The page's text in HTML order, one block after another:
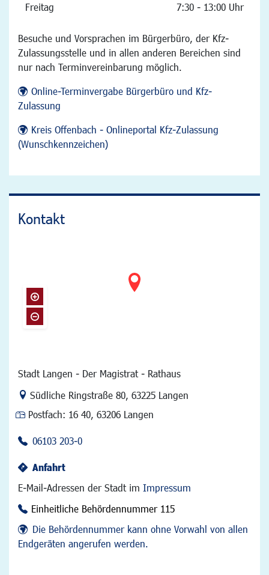
Freitag 7:30 - 13:00 Uhr
Besuche und Vorsprachen im Bürgerbüro, der Kfz-
Zulassungsstelle und in allen anderen Bereichen sind
nur nach Terminvereinbarung möglich.
Online-Terminvergabe Bürgerbüro und Kfz-
Zulassung
Kreis Offenbach - Onlineportal Kfz-Zulassung
(Wunschkennzeichen)
Kontakt
Stadt Langen - Der Magistrat - Rathaus
Link zur Google-Maps Navigation
Südliche Ringstraße 80, 63225 Langen
Postfach: 16 40, 63206 Langen
06103 203-0
Anfahrt
E-Mail-Adressen der Stadt im Impressum
Einheitliche Behördennummer 115
Die Behördennummer kann ohne Vorwahl von allen
Endgeräten angerufen werden.